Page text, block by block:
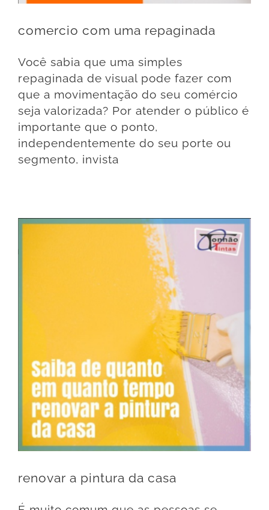
comercio com uma repaginada
Você sabia que uma simples
repaginada de visual pode fazer com
que a movimentação do seu comércio
seja valorizada? Por atender o público é
importante que o ponto,
independentemente do seu porte ou
segmento, invista
renovar a pintura da casa